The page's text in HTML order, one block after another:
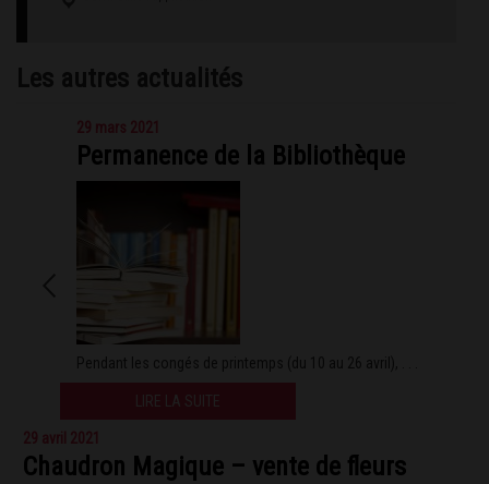
Les autres actualités
29 mars 2021
Permanence de la Bibliothèque
Pendant les congés de printemps (du 10 au 26 avril), . . .
LIRE LA SUITE
29 avril 2021
Chaudron Magique – vente de fleurs